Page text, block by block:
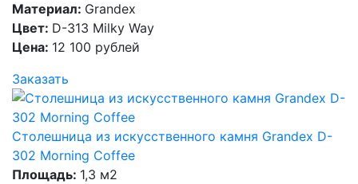
Материал: Grandex
Цвет: D-313 Milky Way
Цена: 12 100 рублей
Заказать
Столешница из искусственного камня Grandex D-
302 Morning Coffee
Площадь: 1,3 м2